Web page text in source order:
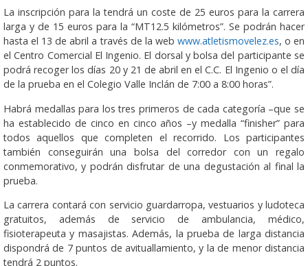
La inscripción para la tendrá un coste de 25 euros para la carrera
larga y de 15 euros para la “MT12.5 kilómetros”. Se podrán hacer
hasta el 13 de abril a través de la web www.atletismovelez.es, o en
el Centro Comercial El Ingenio. El dorsal y bolsa del participante se
podrá recoger los días 20 y 21 de abril en el C.C. El Ingenio o el día
de la prueba en el Colegio Valle Inclán de 7:00 a 8:00 horas”.
Habrá medallas para los tres primeros de cada categoría –que se
ha establecido de cinco en cinco años –y medalla “finisher” para
todos aquellos que completen el recorrido. Los participantes
también conseguirán una bolsa del corredor con un regalo
conmemorativo, y podrán disfrutar de una degustación al final la
prueba.
La carrera contará con servicio guardarropa, vestuarios y ludoteca
gratuitos, además de servicio de ambulancia, médico,
fisioterapeuta y masajistas. Además, la prueba de larga distancia
dispondrá de 7 puntos de avituallamiento, y la de menor distancia
tendrá 2 puntos.